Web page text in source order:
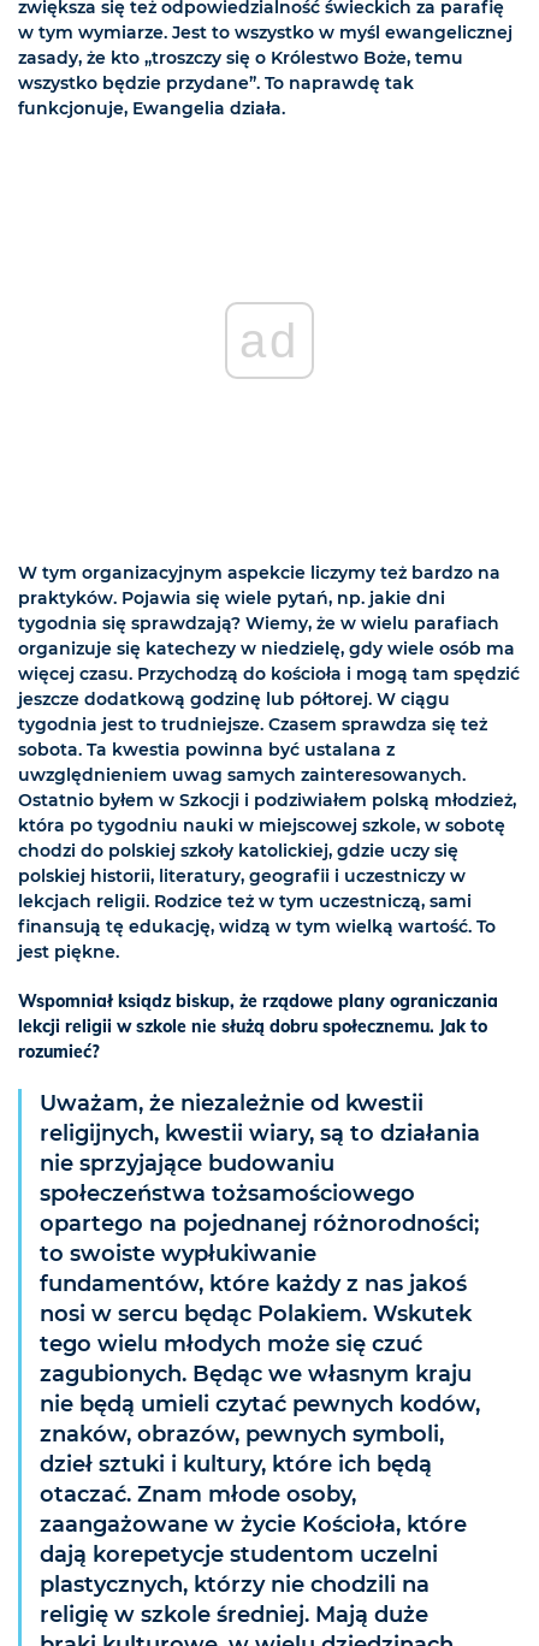
zwiększa się też odpowiedzialność świeckich za parafię
w tym wymiarze. Jest to wszystko w myśl ewangelicznej
zasady, że kto „troszczy się o Królestwo Boże, temu
wszystko będzie przydane”. To naprawdę tak
funkcjonuje, Ewangelia działa.
ad
W tym organizacyjnym aspekcie liczymy też bardzo na
praktyków. Pojawia się wiele pytań, np. jakie dni
tygodnia się sprawdzają? Wiemy, że w wielu parafiach
organizuje się katechezy w niedzielę, gdy wiele osób ma
więcej czasu. Przychodzą do kościoła i mogą tam spędzić
jeszcze dodatkową godzinę lub półtorej. W ciągu
tygodnia jest to trudniejsze. Czasem sprawdza się też
sobota. Ta kwestia powinna być ustalana z
uwzględnieniem uwag samych zainteresowanych.
Ostatnio byłem w Szkocji i podziwiałem polską młodzież,
która po tygodniu nauki w miejscowej szkole, w sobotę
chodzi do polskiej szkoły katolickiej, gdzie uczy się
polskiej historii, literatury, geografii i uczestniczy w
lekcjach religii. Rodzice też w tym uczestniczą, sami
finansują tę edukację, widzą w tym wielką wartość. To
jest piękne.
Wspomniał ksiądz biskup, że rządowe plany ograniczania
lekcji religii w szkole nie służą dobru społecznemu. Jak to
rozumieć?
Uważam, że niezależnie od kwestii
religijnych, kwestii wiary, są to działania
nie sprzyjające budowaniu
społeczeństwa tożsamościowego
opartego na pojednanej różnorodności;
to swoiste wypłukiwanie
fundamentów, które każdy z nas jakoś
nosi w sercu będąc Polakiem. Wskutek
tego wielu młodych może się czuć
zagubionych. Będąc we własnym kraju
nie będą umieli czytać pewnych kodów,
znaków, obrazów, pewnych symboli,
dzieł sztuki i kultury, które ich będą
otaczać. Znam młode osoby,
zaangażowane w życie Kościoła, które
dają korepetycje studentom uczelni
plastycznych, którzy nie chodzili na
religię w szkole średniej. Mają duże